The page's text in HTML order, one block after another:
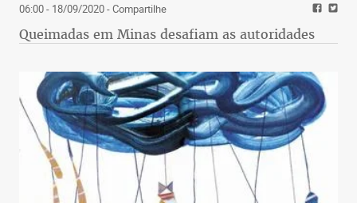
06:00 - 18/09/2020- Compartilhe
Queimadas em Minas desafiam as autoridades